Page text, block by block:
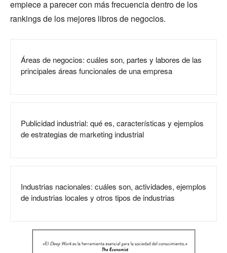
empiece a parecer con más frecuencia dentro de los
rankings de los mejores libros de negocios.
Áreas de negocios: cuáles son, partes y labores de las
principales áreas funcionales de una empresa
Publicidad industrial: qué es, características y ejemplos
de estrategias de marketing industrial
Industrias nacionales: cuáles son, actividades, ejemplos
de industrias locales y otros tipos de industrias